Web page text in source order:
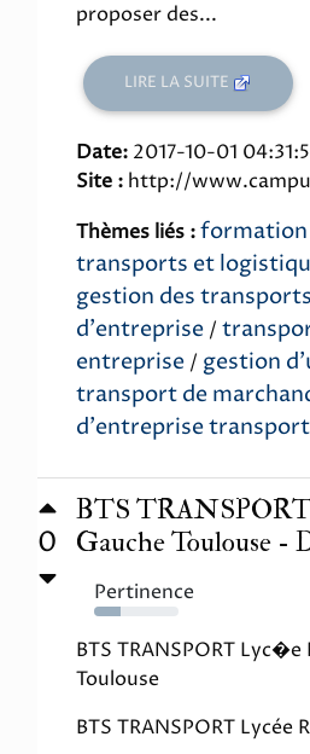
proposer des...
LIRE LA SUITE
Date: 2017-10-01
Site : http://
Thèmes liés :formation
transports et
gestion des
d'entreprise /
entreprise / gestion
transport de
d'entreprise
0
BTS
Gauche Toulouse -
Pertinence
31%
BTS TRANSPORT Lyc�e
Toulouse
BTS TRANSPORT Lycée